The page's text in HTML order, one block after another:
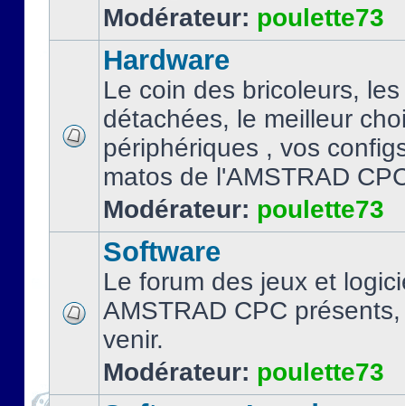
Modérateur: poulette73
Hardware
Le coin des bricoleurs,
détachées, le meilleur
périphériques , vos
matos de l'AMSTRAD
Modérateur: poulette73
Software
Le forum des jeux et
AMSTRAD CPC
venir.
Modérateur: poulette73